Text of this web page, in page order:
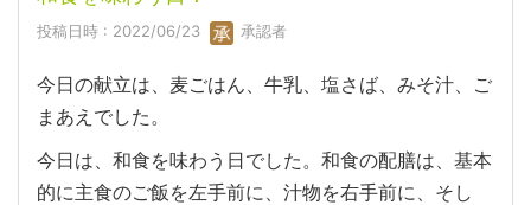
投稿日時 : 2022/06/23 承認者
今日の献立は、麦ごはん、牛乳、塩さば、みそ汁、ご
まあえでした。
今日は、和食を味わう日でした。和食の配膳は、基本
的に主食のご飯を左手前に、汁物を右手前に、そし